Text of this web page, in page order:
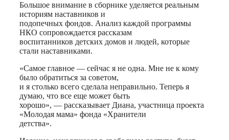
Большое внимание в сборнике уделяется реальным
историям наставников и
подопечных фондов. Анализ каждой программы
НКО сопровождается рассказам
воспитанников детских домов и людей, которые
стали наставниками.
«Самое главное — сейчас я не одна. Мне не к кому
было обратиться за советом,
и я столько всего сделала неправильно. Теперь я
думаю, что все еще может быть
хорошо», — рассказывает Диана, участница проекта
«Молодая мама» фонда «Хранители
детства».